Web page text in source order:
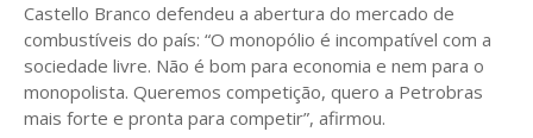
Castello Branco defendeu a abertura do mercado de
combustíveis do país: “O monopólio é incompatível com a
sociedade livre. Não é bom para economia e nem para o
monopolista. Queremos competição, quero a Petrobras
mais forte e pronta para competir”, afirmou.